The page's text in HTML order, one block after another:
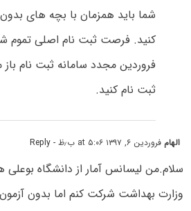
شما باید همزمان با بچه های
فروردین مجدد سامانه ثبت نام باز
ثبت نام کنید.
الهام فروردین ۶, ۱۳۹۷ at ۵:۰۶ ب٫ظ - Reply
سلام.من لیسانس آمار از دانشگاه بوعلی
وزارت بهداشت شرکت کنم اما بدون آزمون